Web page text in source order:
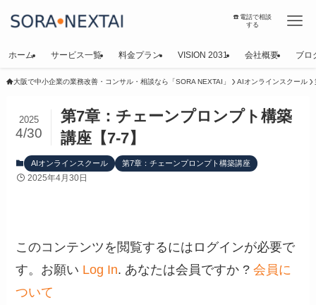
☎️電話で相談
する
ホーム サービス一覧 料金プラン VISION 2031 会社概要 ブロ
大阪で中小企業の業務改善・コンサル・相談なら「SORA NEXTAI」 AIオンラインスクール
第7章：チェーンプロンプト構築
講座【7-7】
2025
4/30
AIオンラインスクール 第7章：チェーンプロンプト構築講座
2025年4月30日
このコンテンツを閲覧するにはログインが必要で
す。お願い Log In. あなたは会員ですか ?会員に
ついて